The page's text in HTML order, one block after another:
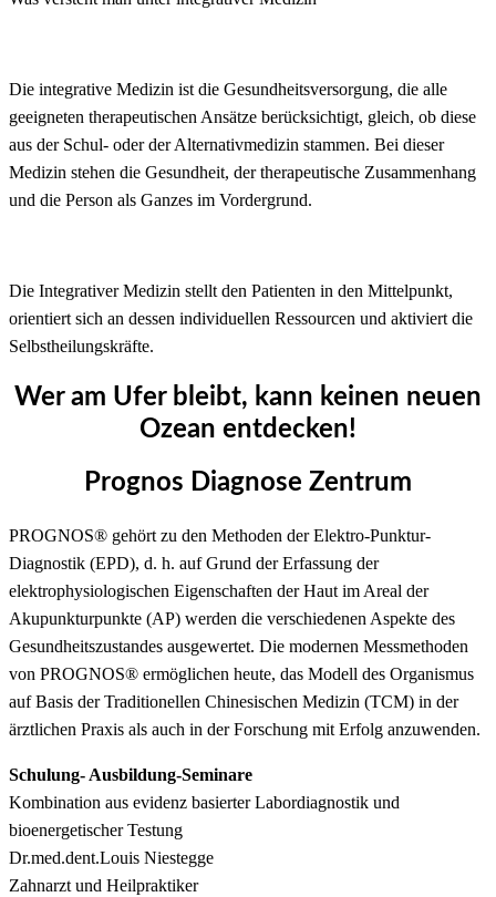
Die integrative Medizin ist die Gesundheitsversorgung, die alle
geeigneten therapeutischen Ansätze berücksichtigt, gleich, ob diese
aus der Schul- oder der Alternativmedizin stammen. Bei dieser
Medizin stehen die Gesundheit, der therapeutische Zusammenhang
und die Person als Ganzes im Vordergrund.
Die Integrativer Medizin stellt den Patienten in den Mittelpunkt,
orientiert sich an dessen individuellen Ressourcen und aktiviert die
Selbstheilungskräfte.
Wer am Ufer bleibt, kann keinen neuen
Ozean entdecken!
Prognos Diagnose Zentrum
PROGNOS® gehört zu den Methoden der Elektro-Punktur-
Diagnostik (EPD), d. h. auf Grund der Erfassung der
elektrophysiologischen Eigenschaften der Haut im Areal der
Akupunkturpunkte (AP) werden die verschiedenen Aspekte des
Gesundheitszustandes ausgewertet. Die modernen Messmethoden
von PROGNOS® ermöglichen heute, das Modell des Organismus
auf Basis der Traditionellen Chinesischen Medizin (TCM) in der
ärztlichen Praxis als auch in der Forschung mit Erfolg anzuwenden.
Schulung- Ausbildung-Seminare
Kombination aus evidenz basierter Labordiagnostik und
bioenergetischer Testung
Dr.med.dent.Louis Niestegge
Zahnarzt und Heilpraktiker